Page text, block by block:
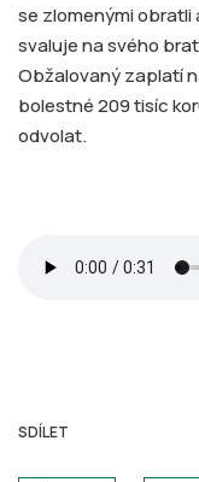
se zlomenými obratli
svaluje na svého
Obžalovaný zaplatí
bolestné 209 tisíc
odvolat.
SDÍLET